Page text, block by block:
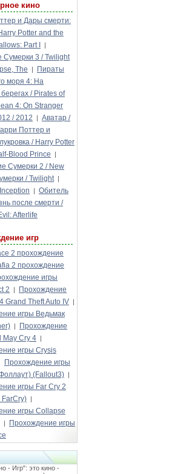
кино
и Дары смерти:
Potter and the
Part I
|
Сумерки 3 / Twilight
The
|
Пираты
моря 4: На
/ Pirates of
4: On Stranger
/ 2012 | Аватар /
Поттер и
/ Harry Potter
Blood Prince
|
Сумерки 2 / New
/ Twilight |
| Обитель
после смерти /
Afterlife
игр
2 прохождение
2 прохождение
игры
2
|
Прохождение
Grand Theft Auto IV |
игры Ведьмак
|
Прохождение
May Cry 4 |
игры Crysis
Прохождение игры
(Fallout3) |
игры Far Cry 2
|
игры Collapse
|
Прохождение игры
- Игр": это кино -